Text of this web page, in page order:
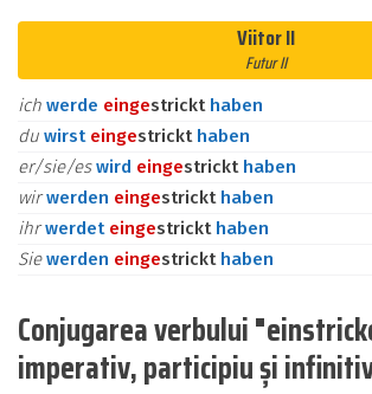
Viitor II
Futur II
ich werde eingestrickt haben
du wirst eingestrickt haben
er/sie/eswird eingestrickt haben
wirwerden eingestrickt haben
ihrwerdet eingestrickt haben
Siewerden eingestrickt haben
Conjugarea verbului
imperativ, participiu și